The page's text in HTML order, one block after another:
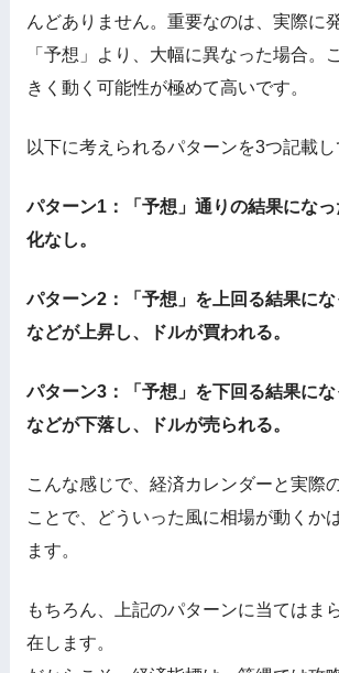
んどありません。重要なのは、実際に
「予想」より、大幅に異なった場合。
きく動く可能性が極めて高いです。
以下に考えられるパターンを3つ記載し
パターン1：「予想」通りの結果にな
化なし。
パターン2：「予想」を上回る結果に
などが上昇し、ドルが買われる。
パターン3：「予想」を下回る結果に
などが下落し、ドルが売られる。
こんな感じで、経済カレンダーと実際
ことで、どういった風に相場が動くか
ます。
もちろん、上記のパターンに当てはま
在します。